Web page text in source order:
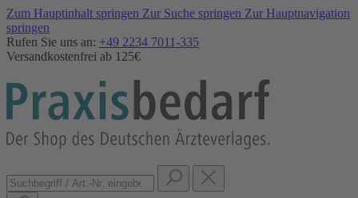
Zum Hauptinhalt springen Zur Suche springen Zur Hauptnavigation
springen
Rufen Sie uns an: +49 2234 7011-335
Versandkostenfrei ab 125€